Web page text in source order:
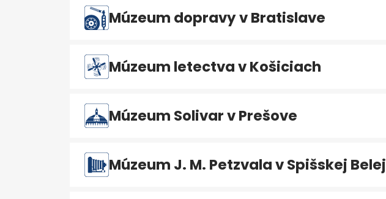
Múzeum dopravy v Bratislave
Múzeum letectva v Košiciach
Múzeum Solivar v Prešove
Múzeum J. M. Petzvala v Spišskej Belej